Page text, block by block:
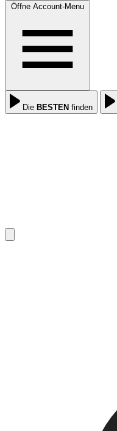
Öffne Account-Menu
Die BESTEN finden